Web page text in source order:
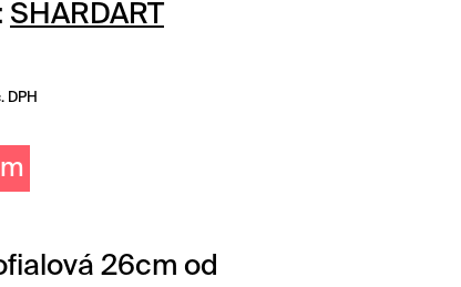
SHARDART
DPH
26cm od